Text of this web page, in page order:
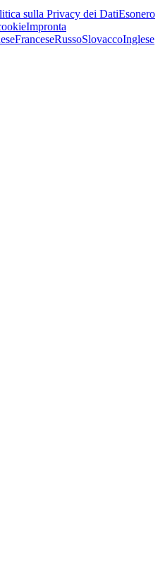
sulla Privacy dei DatiEsonero
Impronta
FranceseRussoSlovaccoInglese